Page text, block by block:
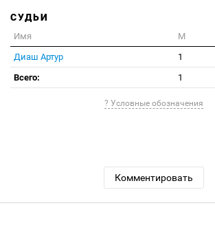
СУДЬИ
Имя
М
Диаш Артур
1
Всего:
1
? Условные обозначения
Комментировать